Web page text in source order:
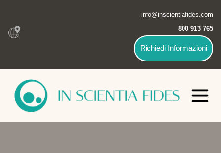
info@inscientiafides.com
800 913 765
Richiedi Informazioni